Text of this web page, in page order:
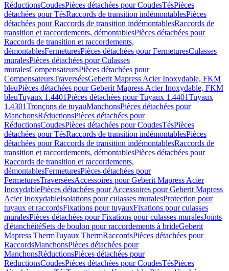
RéductionsCoudesPièces détachées pour CoudesTésPièces
détachées pour TésRaccords de transition indémontablesPièces
détachées pour Raccords de transition indémontablesRaccords de
transition et raccordements, démontablesPièces détachées pour
Raccords de transition et raccordements,
démontablesFermeturesPièces détachées pour FermeturesCulasses
muralesPièces détachées pour Culasses
muralesCompensateursPièces détachées pour
CompensateursTraverséesGeberit Mapress Acier Inoxydable, FKM
bleuPièces détachées pour Geberit Mapress Acier Inoxydable, FKM
bleuTuyaux 1.4401Pièces détachées pour Tuyaux 1.4401Tuyaux
1.4301Tronçons de tuyauManchonsPièces détachées pour
ManchonsRéductionsPièces détachées pour
RéductionsCoudesPièces détachées pour CoudesTésPièces
détachées pour TésRaccords de transition indémontablesPièces
détachées pour Raccords de transition indémontablesRaccords de
transition et raccordements, démontablesPièces détachées pour
Raccords de transition et raccordements,
démontablesFermeturesPièces détachées pour
FermeturesTraverséesAccessoires pour Geberit Mapress Acier
InoxydablePièces détachées pour Accessoires pour Geberit Mapress
Acier InoxydableIsolations pour culasses muralesProtection pour
tuyaux et raccordsFixations pour tuyauxFixations pour culasses
muralesPièces détachées pour Fixations pour culasses muralesJoints
d'étanchéitéSets de boulon pour raccordements à brideGeberit
Mapress ThermTuyaux ThermRaccordsPièces détachées pour
RaccordsManchonsPièces détachées pour
ManchonsRéductionsPièces détachées pour
RéductionsCoudesPièces détachées pour CoudesTésPièces